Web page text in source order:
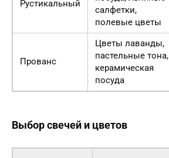
Рустикальный
салфетки,
полевые цветы
Прованс
Цветы лаванды,
пастельные тона,
керамическая
посуда
Выбор свечей и цветов